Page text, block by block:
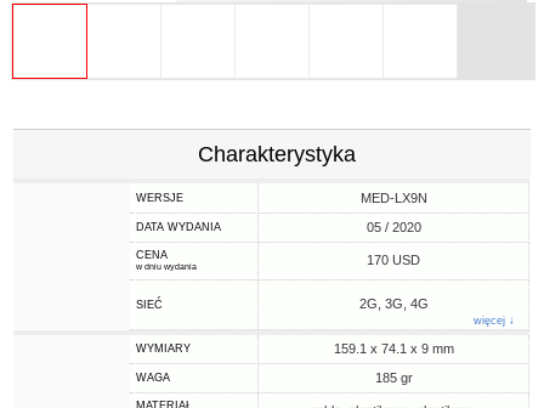
Charakterystyka
WERSJE MED-LX9N
DATA WYDANIA 05 / 2020
CENA
w dniu wydania 170 USD
SIEĆ 2G, 3G, 4G
więcej ↓
WYMIARY 159.1 x 74.1 x 9 mm
WAGA 185 gr
MATERIAŁ